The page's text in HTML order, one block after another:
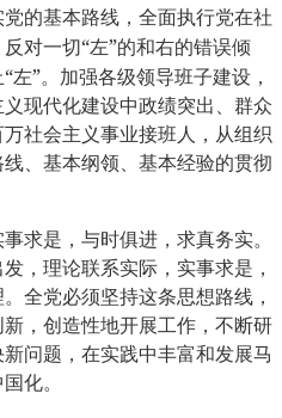
的基本路线，全面执行党在社
对一切“左”的和右的错误倾
“左”。加强各级领导班子建设，
现代化建设中政绩突出、群众
社会主义事业接班人，从组织
线、基本纲领、基本经验的贯彻
是，与时俱进，求真务实。
，理论联系实际，实事求是，
全党必须坚持这条思想路线，
，创造性地开展工作，不断研
问题，在实践中丰富和发展马
化。